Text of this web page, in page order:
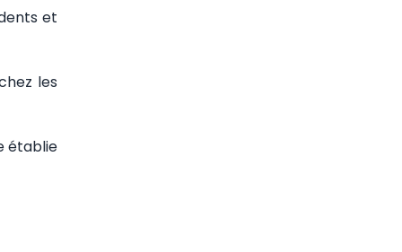
et
les
établie